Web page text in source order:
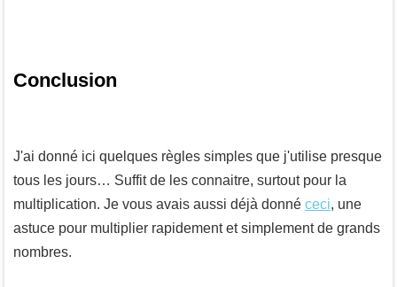
Conclusion
J'ai donné ici quelques règles simples que j'utilise presque
tous les jours… Suffit de les connaitre, surtout pour la
multiplication. Je vous avais aussi déjà donné ceci, une
astuce pour multiplier rapidement et simplement de grands
nombres.